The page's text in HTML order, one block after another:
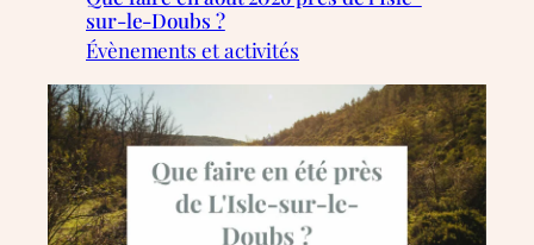
sur-le-Doubs ?
Évènements et activités